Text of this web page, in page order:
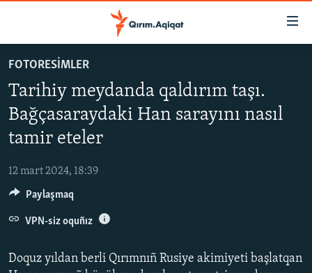
mündericege
qaytmaq
Baş
navigatsiyağa
qaytmaq
qaytmaq
SİYASET
İQTİSADİYAT
MEDENİYET
İNSAN AQLARI
VİDEO
SÜRET
FOTORESİMLER
Tarihiy meydanda qaldırım taşı.
Bağçasaraydaki Han sarayını nasıl
tamir eteler
12 mart 2024, 18:39
Doquz yıldan berli Qırımnıñ Rusiye akimiyeti başlatqan
Paylaşmaq
VPN-siz oquñız